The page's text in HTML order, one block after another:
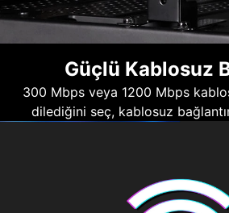
Güçlü Kablosuz
300 Mbps veya 1200 Mbps
dilediğini seç, kablosuz